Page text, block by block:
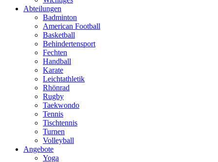
Abteilungen
Badminton
American Football
Basketball
Behindertensport
Fechten
Handball
Karate
Leichtathletik
Rhönrad
Rugby
Taekwondo
Tennis
Tischtennis
Turnen
Volleyball
Angebote
Yoga